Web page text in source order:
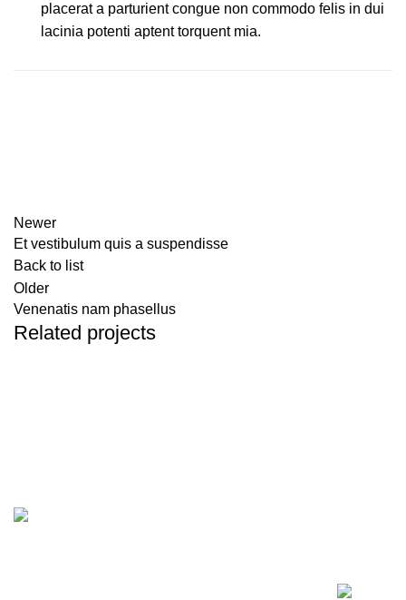
placerat a parturient congue non commodo felis in dui
lacinia potenti aptent torquent mia.
Newer
Et vestibulum quis a suspendisse
Back to list
Older
Venenatis nam phasellus
Related projects